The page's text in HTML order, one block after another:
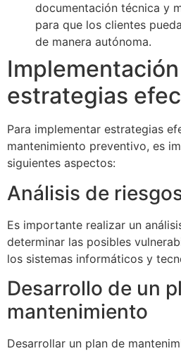
documentación técnica y
para que los clientes
de manera autónoma.
estrategias
Para implementar estrategias
mantenimiento preventivo, es
siguientes aspectos:
Análisis de
Es importante realizar un
determinar las posibles
los sistemas informáticos y
Desarrollo de un
mantenimiento
Desarrollar un plan de